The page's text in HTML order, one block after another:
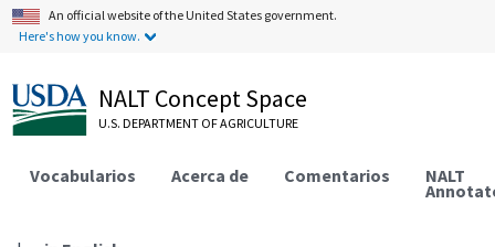
An official website of the United States government.
Here's how you know.
NALT Concept Space
U.S. DEPARTMENT OF AGRICULTURE
Vocabularios Acerca de Comentarios NALT